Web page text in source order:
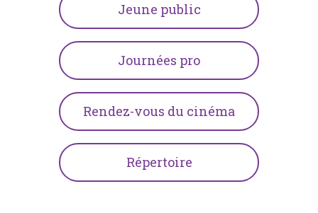
Jeune public
Journées pro
Rendez-vous du cinéma
Répertoire